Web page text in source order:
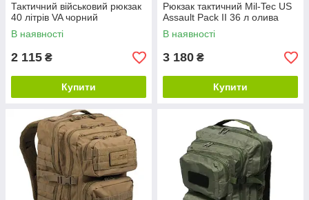
Тактичний військовий рюкзак
40 літрів VA чорний
В наявності
2 115 ₴
Купити
Рюкзак тактичний Mil-Tec US
Assault Pack II 36 л олива
В наявності
3 180 ₴
Купити